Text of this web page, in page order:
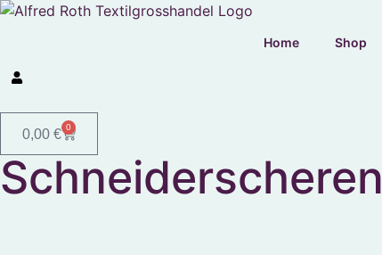
Home Shop
0,00 € 0
Schneiderscheren